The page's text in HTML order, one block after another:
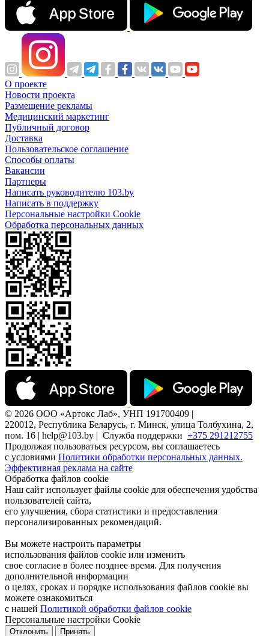
О проекте
Новости проекта
Размещение рекламы
Медицинский маркетинг
Публичный договор
Доставка
Пользовательское соглашение
Способы оплаты
Вакансии
Партнеры
Написать руководителю 103.by
Написать в поддержку
Персональные настройки Cookie
Обработка персональных данных
© 2026 ООО «Артокс Лаб», УНП 191700409 |
220012, Республика Беларусь, г. Минск, улица Толбухина, 2,
пом. 16 | help@103.by | Служба поддержки +375 291212755
Продолжая пользоваться ресурсом, вы соглашаетесь
с условиями Политики обработки персональных данных.
Эффективная реклама на сайте
Обработка файлов cookie
Наш сайт использует файлы cookie для обеспечения удобства
пользователей сайта,
его улучшения, сбора статистики и предоставления
персонализированных рекомендаций.
Вы можете настроить параметры
использования файлов cookie или изменить
свое согласие в более позднее время. Для получения
дополнительной информации
о целях, сроках и порядке использования файлов cookie вы
можете ознакомиться
с нашей Политикой обработки файлов cookie
Персональные настройки Cookie
Отклонить Принять